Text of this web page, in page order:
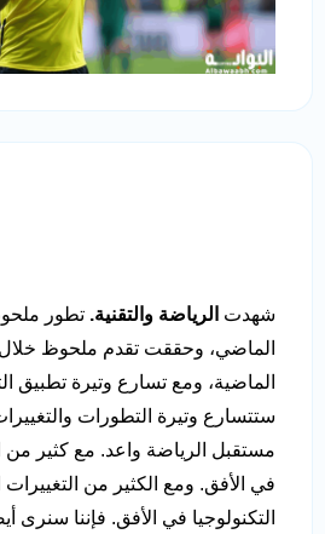
شهدت الرياضة والتقنية. تطور
الماضي، وحققت تقدم ملحوظ خلال
الماضية، ومع تسارع وتيرة تطبيق
ستتسارع وتيرة التطورات
مستقبل الرياضة واعد. مع كثير من
في الأفق. ومع الكثير من التغييرات
التكنولوجيا في الأفق. فإننا سنرى